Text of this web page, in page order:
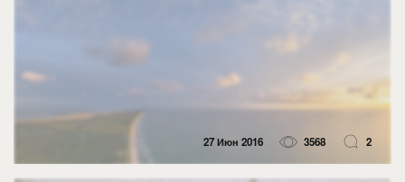
27 Июн 2016 3568 2